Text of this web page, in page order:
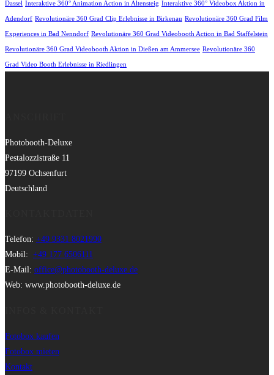
Dassel Interaktive 360° Animation Action in Altensteig Interaktive 360° Videobox Aktion in
Adendorf Revolutionäre 360 Grad Clip Erlebnisse in Birkenau Revolutionäre 360 Grad Film
Experiences in Bad Nenndorf Revolutionäre 360 Grad Videobooth Action in Bad Staffelstein
Revolutionäre 360 Grad Videobooth Aktion in Dießen am Ammersee Revolutionäre 360
Grad Video Booth Erlebnisse in Riedlingen
Photobooth-Deluxe
Pestalozzistraße 11
97199 Ochsenfurt
Deutschland
Telefon: +49 9331 8021990
Mobil: +49 177 6506111
E-Mail: office@photobooth-deluxe.de
Web: www.photobooth-deluxe.de
Fotobox kaufen
Fotobox mieten
Kontakt